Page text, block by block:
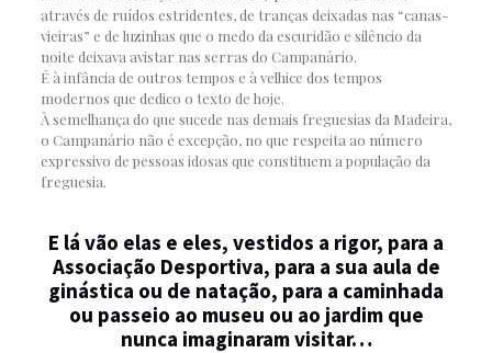
através de ruídos estridentes, de tranças deixadas nas “canas-
vieiras” e de luzinhas que o medo da escuridão e silêncio da
noite deixava avistar nas serras do Campanário.
É à infância de outros tempos e à velhice dos tempos
modernos que dedico o texto de hoje.
À semelhança do que sucede nas demais freguesias da Madeira,
o Campanário não é excepção, no que respeita ao número
expressivo de pessoas idosas que constituem a população da
freguesia.
E lá vão elas e eles, vestidos a rigor, para a
Associação Desportiva, para a sua aula de
ginástica ou de natação, para a caminhada
ou passeio ao museu ou ao jardim que
nunca imaginaram visitar…